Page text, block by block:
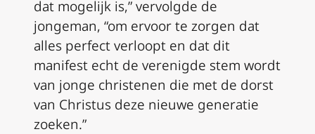
dat mogelijk is,” vervolgde de
jongeman, “om ervoor te zorgen dat
alles perfect verloopt en dat dit
manifest echt de verenigde stem wordt
van jonge christenen die met de dorst
van Christus deze nieuwe generatie
zoeken.”